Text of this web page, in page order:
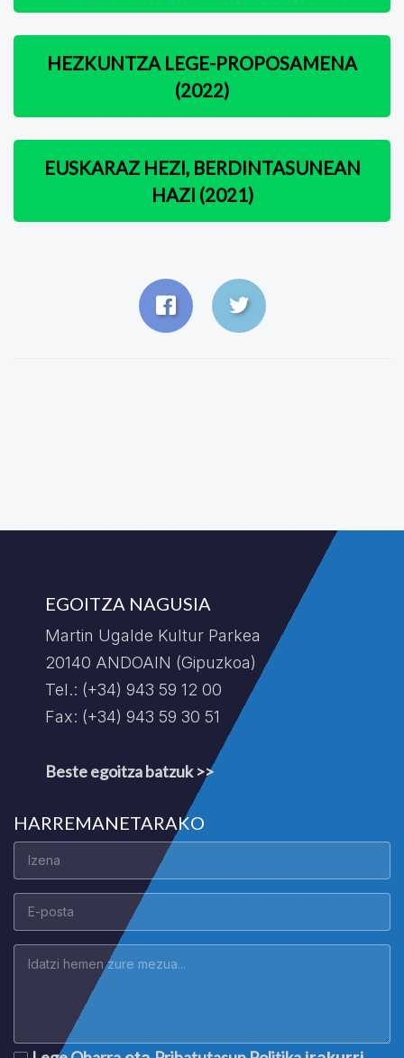
HEZKUNTZA LEGE-PROPOSAMENA
(2022)
EUSKARAZ HEZI, BERDINTASUNEAN
HAZI (2021)
EGOITZA NAGUSIA
Martin Ugalde Kultur Parkea
20140 ANDOAIN (Gipuzkoa)
Tel.: (+34) 943 59 12 00
Fax: (+34) 943 59 30 51
Beste egoitza batzuk >>
HARREMANETARAKO